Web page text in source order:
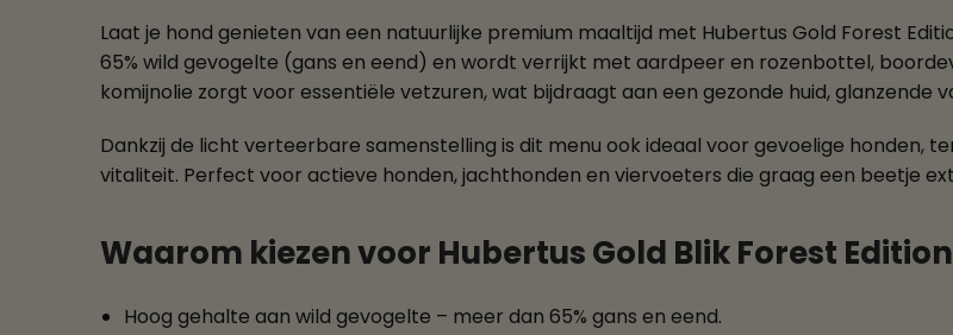
Laat je hond genieten van een natuurlijke premium maaltijd met Hubertus Gold Forest
65% wild gevogelte (gans en eend) en wordt verrijkt met aardpeer en rozenbottel,
komijnolie zorgt voor essentiële vetzuren, wat bijdraagt aan een gezonde huid, glanzende
Dankzij de licht verteerbare samenstelling is dit menu ook ideaal voor gevoelige honden,
vitaliteit. Perfect voor actieve honden, jachthonden en viervoeters die graag een beetje
Waarom kiezen voor Hubertus Gold Blik Forest
Hoog gehalte aan wild gevogelte – meer dan 65% gans en eend.